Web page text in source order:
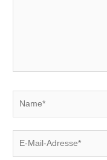
Mail-